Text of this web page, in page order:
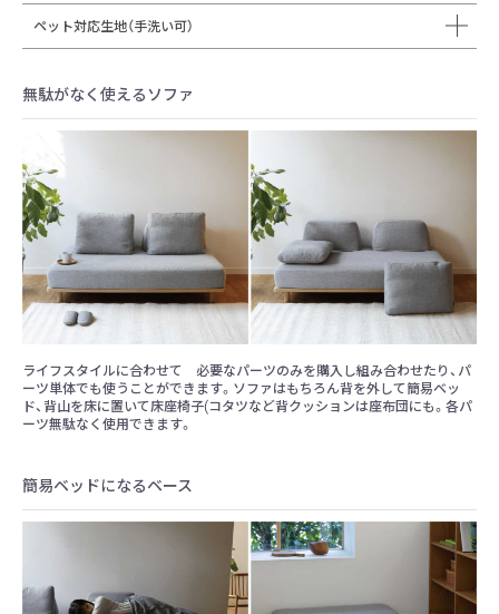
ペット対応生地（手洗い可）
無駄がなく使えるソファ
ライフスタイルに合わせて 必要なパーツのみを購入し組み合わせたり、パ
ーツ単体でも使うことができます。ソファはもちろん背を外して簡易ベッ
ド、背山を床に置いて床座椅子(コタツなど背クッションは座布団にも。各パ
ーツ無駄なく使用できます。
簡易ベッドになるベース